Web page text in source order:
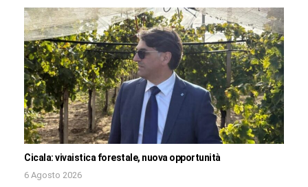
Cicala: vivaistica forestale, nuova opportunità
6 Agosto 2026